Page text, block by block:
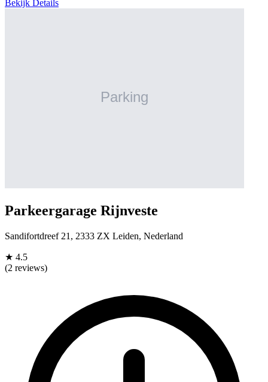
Bekijk Details
Parkeergarage Rijnveste
Sandifortdreef 21, 2333 ZX Leiden, Nederland
★ 4.5
(2 reviews)